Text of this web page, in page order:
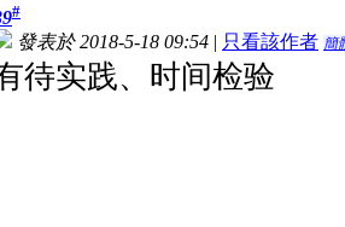
#
發表於 2018-5-18 09:54 | 只看該作者 簡
待实践、时间检验